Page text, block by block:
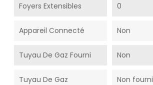
Foyers Extensibles 0
Appareil Connecté Non
Tuyau De Gaz Fourni Non
Tuyau De Gaz Non fourni